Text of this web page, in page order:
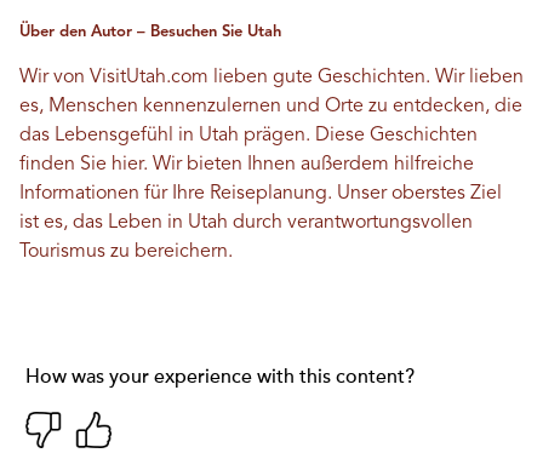
Über den Autor – Besuchen Sie Utah
Wir von VisitUtah.com lieben gute Geschichten. Wir lieben
es, Menschen kennenzulernen und Orte zu entdecken, die
das Lebensgefühl in Utah prägen. Diese Geschichten
finden Sie hier. Wir bieten Ihnen außerdem hilfreiche
Informationen für Ihre Reiseplanung. Unser oberstes Ziel
ist es, das Leben in Utah durch verantwortungsvollen
Tourismus zu bereichern.